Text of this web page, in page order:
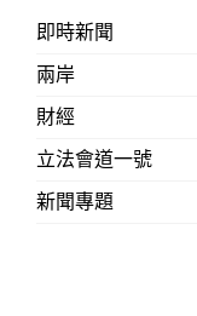
即時新聞
兩岸
財經
立法會道一號
新聞專題